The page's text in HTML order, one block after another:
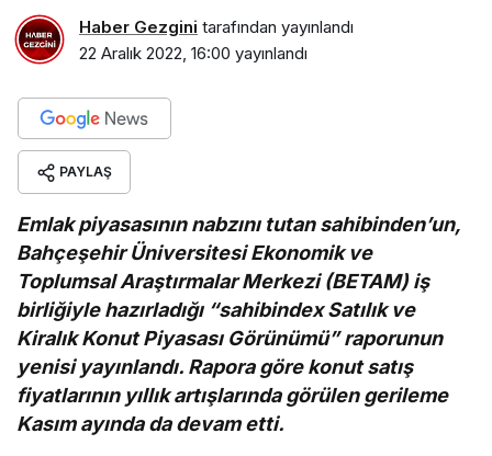
Haber Gezgini tarafından yayınlandı
22 Aralık 2022, 16:00 yayınlandı
PAYLAŞ
Emlak piyasasının nabzını tutan sahibinden’un,
Bahçeşehir Üniversitesi Ekonomik ve
Toplumsal Araştırmalar Merkezi (BETAM) iş
birliğiyle hazırladığı “sahibindex Satılık ve
Kiralık Konut Piyasası Görünümü” raporunun
yenisi yayınlandı. Rapora göre konut satış
fiyatlarının yıllık artışlarında görülen gerileme
Kasım ayında da devam etti.